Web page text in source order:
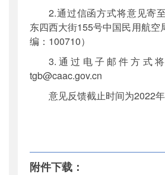
2.通过信函方式将意见寄
东四西大街155号中国民用航空
编：100710）
3.通过电子邮件方式
tgb@caac.gov.cn
意见反馈截止时间为2022年
附件下载：